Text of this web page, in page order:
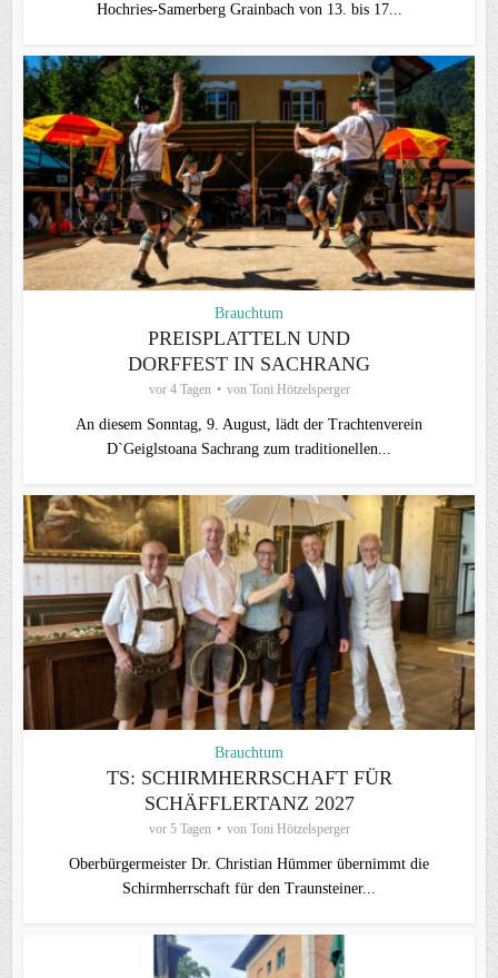
Hochries-Samerberg Grainbach von 13. bis 17...
Brauchtum
PREISPLATTELN UND
DORFFEST IN SACHRANG
vor 4 Tagen von Toni Hötzelsperger
An diesem Sonntag, 9. August, lädt der Trachtenverein
D`Geiglstoana Sachrang zum traditionellen...
Brauchtum
TS: SCHIRMHERRSCHAFT FÜR
SCHÄFFLERTANZ 2027
vor 5 Tagen von Toni Hötzelsperger
Oberbürgermeister Dr. Christian Hümmer übernimmt die
Schirmherrschaft für den Traunsteiner...